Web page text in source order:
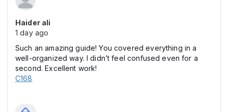
Haider ali
1 day ago
Such an amazing guide! You covered everything in a
well-organized way. I didn’t feel confused even for a
second. Excellent work!
C168